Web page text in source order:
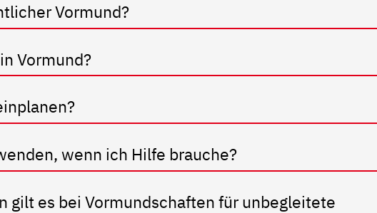
Vormund?
Vormund?
wenn ich Hilfe brauche?
gilt es bei Vormundschaften für unbegleitete